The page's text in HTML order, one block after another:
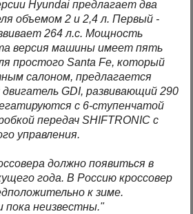
Hyundai предлагает два
объемом 2 и 2,4 л. Первый -
264 л.с. Мощность
версия машины имеет пять
простого Santa Fe, который
салоном, предлагается
GDI, развивающий 290
с 6-ступенчатой
передач SHIFTRONIC с
управления.
должно появиться в
года. В Россию кроссовер
к зиме.
пока неизвестны."